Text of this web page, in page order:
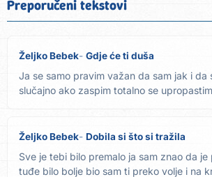
Preporučeni tekstovi
Željko Bebek Gdje će ti duša
Ja se samo pravim važan da sam jak i da
slučajno ako zaspim totalno se
Željko Bebek Dobila si što si tražila
Sve je tebi bilo premalo ja sam znao da je
tuđe bilo bolje bio sam ti preko volje i na